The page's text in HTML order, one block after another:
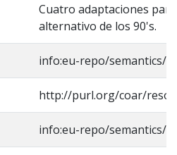
Cuatro adaptaciones
alternativo de los 90's.
info:eu-repo/semantics/
http://purl.org/coar/
info:eu-repo/semantics/